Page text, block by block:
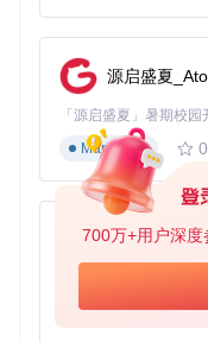
700万+用户深度
按CPU使用率排序
检查进程路径，发
终止进程并删除相
OpenArk优势：能够
速识别恶意程序。
3.2 案例二：内核级
攻击特征：传统杀毒
件消失、进程无法结
源启盛夏
Markdown
0
py-xiaozhi
Python
0